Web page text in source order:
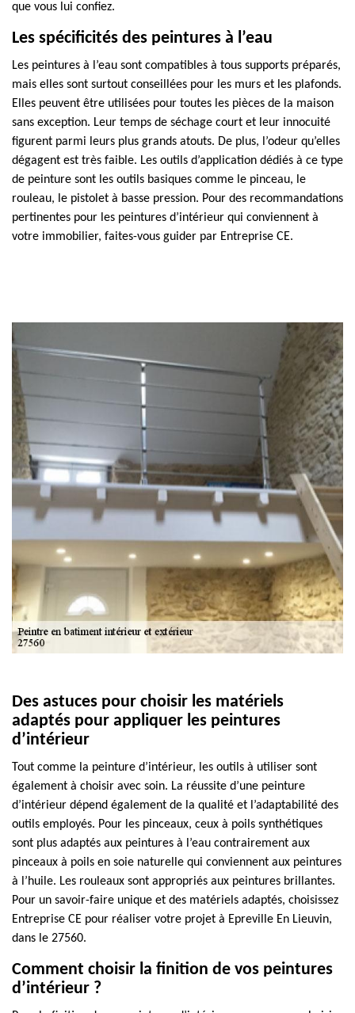
que vous lui confiez.
Les spécificités des peintures à l’eau
Les peintures à l’eau sont compatibles à tous supports préparés,
mais elles sont surtout conseillées pour les murs et les plafonds.
Elles peuvent être utilisées pour toutes les pièces de la maison
sans exception. Leur temps de séchage court et leur innocuité
figurent parmi leurs plus grands atouts. De plus, l’odeur qu’elles
dégagent est très faible. Les outils d’application dédiés à ce type
de peinture sont les outils basiques comme le pinceau, le
rouleau, le pistolet à basse pression. Pour des recommandations
pertinentes pour les peintures d’intérieur qui conviennent à
votre immobilier, faites-vous guider par Entreprise CE.
Des astuces pour choisir les matériels
adaptés pour appliquer les peintures
d’intérieur
Tout comme la peinture d’intérieur, les outils à utiliser sont
également à choisir avec soin. La réussite d’une peinture
d’intérieur dépend également de la qualité et l’adaptabilité des
outils employés. Pour les pinceaux, ceux à poils synthétiques
sont plus adaptés aux peintures à l’eau contrairement aux
pinceaux à poils en soie naturelle qui conviennent aux peintures
à l’huile. Les rouleaux sont appropriés aux peintures brillantes.
Pour un savoir-faire unique et des matériels adaptés, choisissez
Entreprise CE pour réaliser votre projet à Epreville En Lieuvin,
dans le 27560.
Comment choisir la finition de vos peintures
d’intérieur ?